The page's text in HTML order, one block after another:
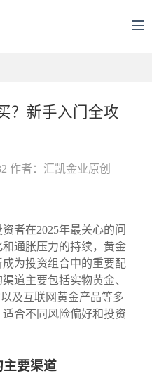
？新手入门全攻
作者：汇凯金业原创
者在2025年最关心的问
通胀压力的持续，黄金
为投资组合中的重要配
道主要包括实物黄金、
及互联网黄金产品等多
合不同风险偏好和投资
要渠道